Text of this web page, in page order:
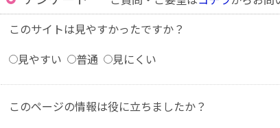
このサイトは見やすかったですか？
見やすい
普通 見にくい
このページの情報は役に立ちましたか？